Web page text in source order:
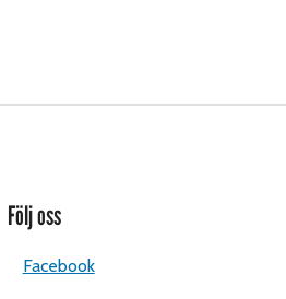
Följ oss
Facebook